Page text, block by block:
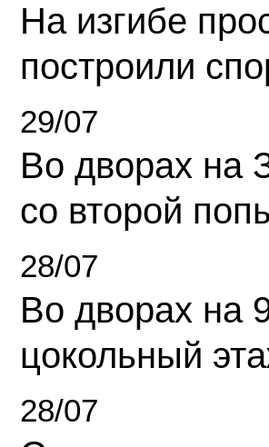
На изгибе
построили
29/07
Во дворах на
со второй
28/07
Во дворах на
цокольный
28/07